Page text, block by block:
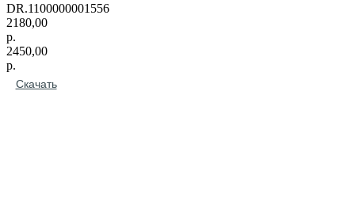
Скачать
DR.1100000001556
2180,00
р.
2450,00
р.